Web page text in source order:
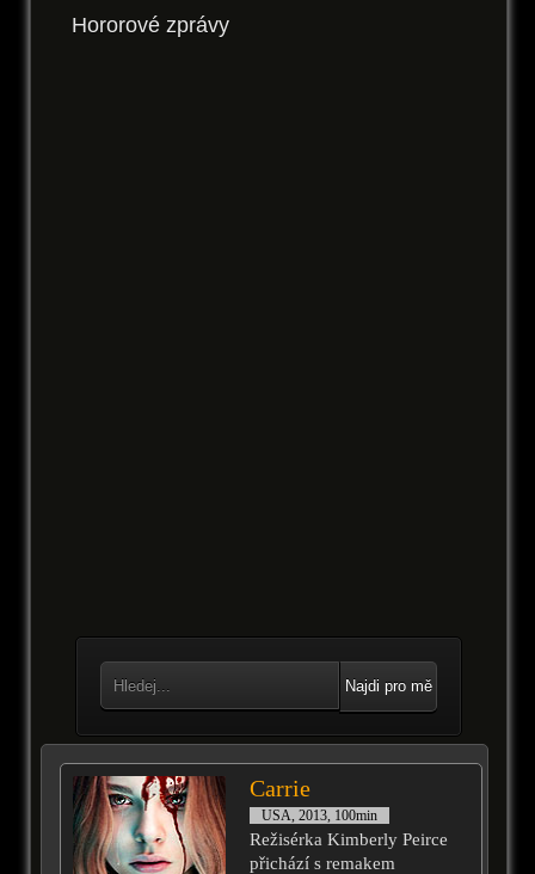
Hororové zprávy
Najdi pro mě
Carrie
USA, 2013, 100min
Režisérka Kimberly Peirce
přichází s remakem